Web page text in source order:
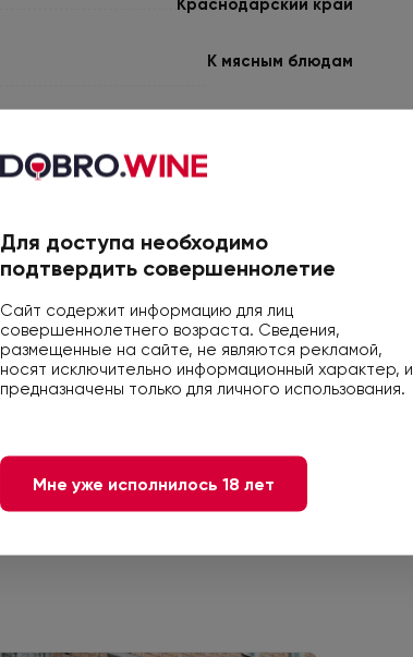
Краснодарский край
К мясным блюдам
40
4605406010163
Для доступа необходимо
подтвердить совершеннолетие
Сайт содержит информацию для лиц
совершеннолетнего возраста. Сведения,
размещенные на сайте, не являются рекламой,
носят исключительно информационный характер, и
предназначены только для личного использования.
Мне уже исполнилось 18 лет